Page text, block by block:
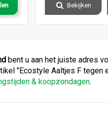
Bekijken
bent u aan het juiste adres
"Ecostyle Aaltjes F tegen
& koopzondagen.